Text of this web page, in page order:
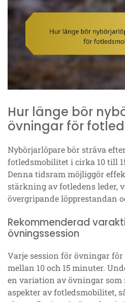
Hur länge bör
övningar för
Nybörjarlöpare bör sträva
fotledsmobilitet i cirka 10 till
Denna tidsram möjliggör
stärkning av fotledens leder,
övergripande löpprestandan
Rekommenderad
övningssession
Varje session för övningar
mellan 10 och 15 minuter.
en variation av övningar
aspekter av fotledsmobilitet,